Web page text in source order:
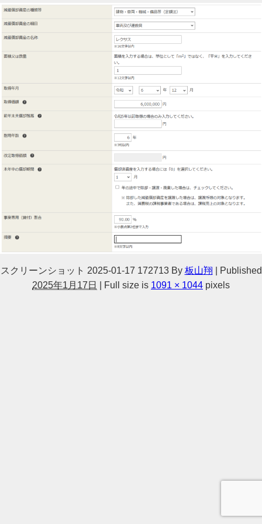
スクリーンショット 2025-01-17 172713 By 板山翔
Published
2025年1月17日
Full size is 1091 × 1044 pixels